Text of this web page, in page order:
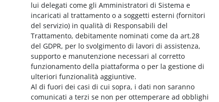
lui delegati come gli Amministratori di Sistema e
incaricati al trattamento o a soggetti esterni (fornitori
del servizio) in qualità di Responsabili del
Trattamento, debitamente nominati come da art.28
del GDPR, per lo svolgimento di lavori di assistenza,
supporto e manutenzione necessari al corretto
funzionamento della piattaforma o per la gestione di
ulteriori funzionalità aggiuntive.
Al di fuori dei casi di cui sopra, i dati non saranno
comunicati a terzi se non per ottemperare ad obblighi